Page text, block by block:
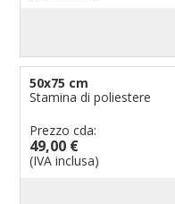
50x75 cm
Stamina di poliestere
Prezzo cda:
49,00 €
(IVA inclusa)